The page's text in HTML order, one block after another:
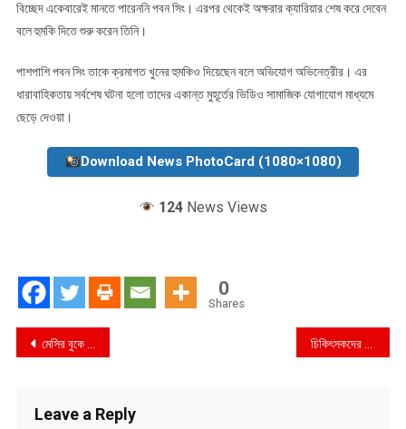
বিচ্ছেদ একেবারেই মানতে পারেননি পবন সিং। এরপর থেকেই অক্ষরার ক্যারিয়ার শেষ করে দেবেন
বলে হুমকি দিতে শুরু করেন তিনি।
পাশপাশি পবন সিং তাকে ক্রমাগত খুনের হুমকিও দিয়েছেন বলে অভিযোগ অভিনেত্রীর। এর
ধারাবাহিকতায় সর্বশেষ ঘটনা হলো তাদের একান্ত মুহূর্তের ভিডিও সামাজিক যোগাযোগ মাধ্যমে
ছেড়ে দেওয়া।
Download News PhotoCard (1080×1080)
124 News Views
0
Shares
Post
মেসির বুকে কে এই নতুন রত্ন
Leave a Reply